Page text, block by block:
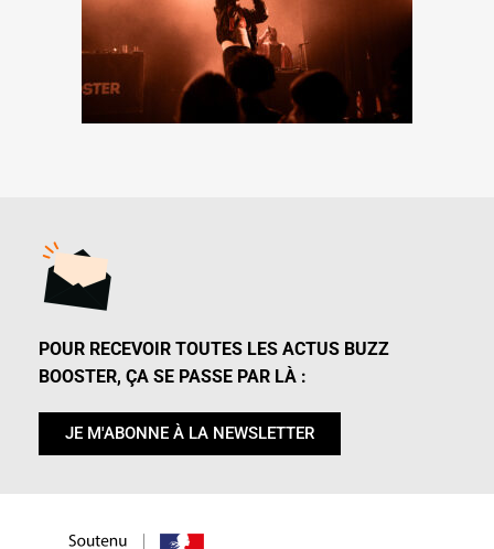
POUR RECEVOIR TOUTES LES ACTUS BUZZ
BOOSTER, ÇA SE PASSE PAR LÀ :
JE M'ABONNE À LA NEWSLETTER